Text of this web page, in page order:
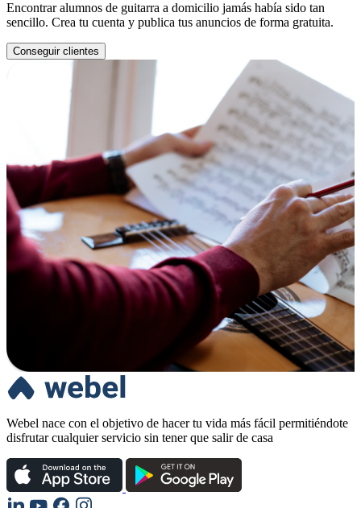
Encontrar alumnos de guitarra a domicilio jamás había sido tan
sencillo. Crea tu cuenta y publica tus anuncios de forma gratuita.
Conseguir clientes
Webel nace con el objetivo de hacer tu vida más fácil permitiéndote
disfrutar cualquier servicio sin tener que salir de casa